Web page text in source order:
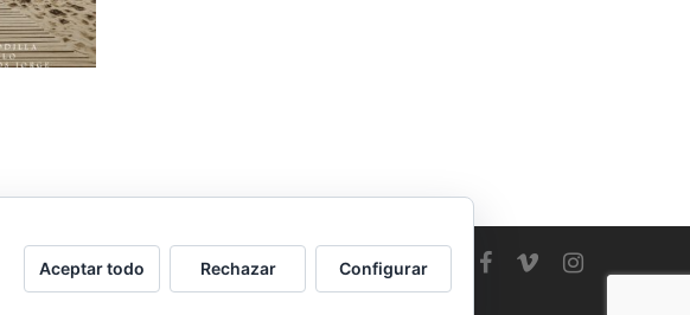
Aceptar todo Rechazar Configurar